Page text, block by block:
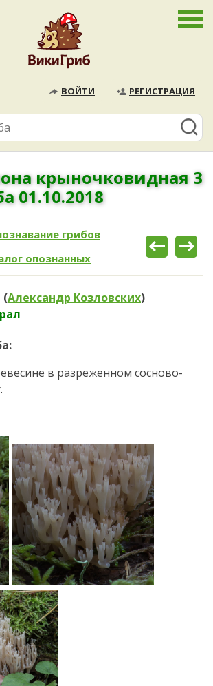
ВОЙТИ РЕГИСТРАЦИЯ
крыночковидная 3
01.10.2018
грибов
опознанных
(Александр Козловских)
в разреженном сосново-